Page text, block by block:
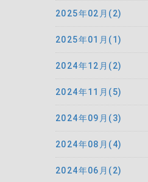
2025年02月(2)
2025年01月(1)
2024年12月(2)
2024年11月(5)
2024年09月(3)
2024年08月(4)
2024年06月(2)